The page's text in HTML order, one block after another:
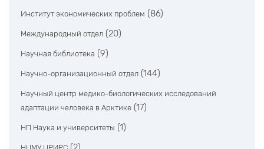
Институт экономических проблем (86)
Международный отдел (20)
Научная библиотека (9)
Научно-организационный отдел (144)
Научный центр медико-биологических исследований
адаптации человека в Арктике (17)
НП Наука и университеты (1)